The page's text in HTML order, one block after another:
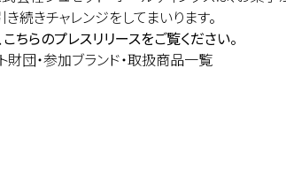
き続きチャレンジをしてまいります。
こちらのプレスリリースをご覧ください。
財団・参加ブランド・取扱商品一覧